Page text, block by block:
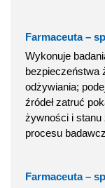
Farmaceuta –
Wykonuje
bezpieczeństwa
odżywiania;
źródeł zatruć
żywności i stanu
procesu
Farmaceuta –